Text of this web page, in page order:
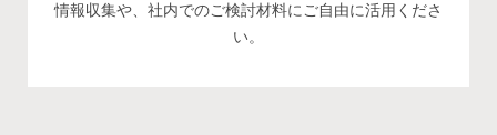
情報収集や、社内でのご検討材料にご自由に活用くださ
い。